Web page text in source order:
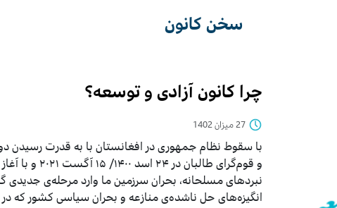
سخن کانون
چرا کانون آزادی و توسعه؟
27 میزان 1402
با سقوط نظام جمهوری در افغانستان با به ‌قدرت رسیدن
و قوم‌گرای طالبان
نبردهای مسلحانه، بحران سرزمین ما وارد مرحله‌ی
انگیزه‌های حل‌ ناشده‌ی منازعه‌ و بحران سیاسی کشور که